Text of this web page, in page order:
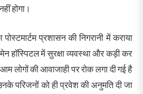
होगा।
प्रशासन की निगरानी में कराया
हॉस्पिटल में सुरक्षा व्यवस्था और कड़ी कर
लोगों की आवाजाही पर रोक लगा दी गई है
परिजनों को ही प्रवेश की अनुमति दी जा